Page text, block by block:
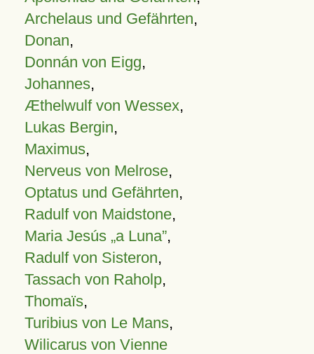
Archelaus und Gefährten,
Donan,
Donnán von Eigg,
Johannes,
Æthelwulf von Wessex,
Lukas Bergin,
Maximus,
Nerveus von Melrose,
Optatus und Gefährten,
Radulf von Maidstone,
Maria Jesús „a Luna”,
Radulf von Sisteron,
Tassach von Raholp,
Thomaïs,
Turibius von Le Mans,
Wilicarus von Vienne